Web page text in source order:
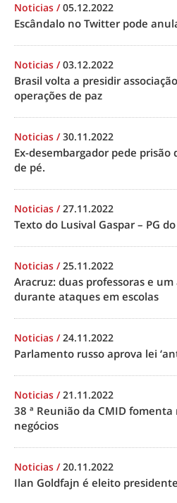
Noticias /05.12.2022
Escândalo no Twitter pode
Noticias /03.12.2022
Brasil volta a presidir
operações de paz
Noticias /30.11.2022
Ex-desembargador pede
de pé.
Noticias /27.11.2022
Texto do Lusival Gaspar – PG
Noticias /25.11.2022
Aracruz: duas professoras e
durante ataques em escolas
Noticias /24.11.2022
Parlamento russo aprova lei
Noticias /21.11.2022
38 ª Reunião da CMID
negócios
Noticias /20.11.2022
Ilan Goldfajn é eleito